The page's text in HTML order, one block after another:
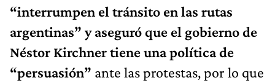
“interrumpen el tránsito en las rutas
argentinas” y aseguró que el gobierno de
Néstor Kirchner tiene una política de
“persuasión” ante las protestas, por lo que